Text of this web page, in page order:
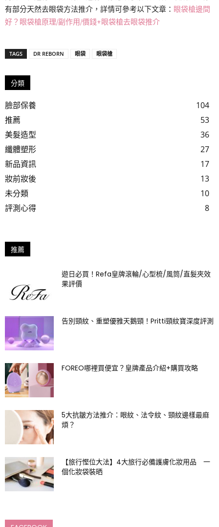
有部分天然去眼袋方法推介，詳情可參考以下文章： 眼袋槍邊間
好？眼袋槍原理/副作用/價錢+眼袋槍去眼袋推介
TAGS DR REBORN 眼袋 眼袋槍
分類
臉部保養
104
推薦
53
美髮造型
36
纖體塑形
27
新品資訊
17
妝前妝後
13
未分類
10
評測心得
8
推薦
遊日必買！Refa皇牌滾輪/心型梳/風筒/直髮夾效
果評價
告別頸紋、重塑優雅天鵝頸！Pritti頸紋寶深度評測
FOREO哪裡買便宜？皇牌產品介紹+購買攻略
5大抗皺方法推介：眼紋、法令紋、頸紋邊樣最麻
煩？
【旅行慳位大法】4大旅行必備護膚化妝用品 一
個化妝袋裝晒